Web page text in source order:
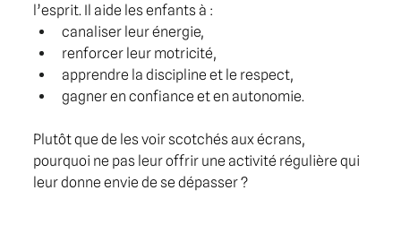
l’esprit. Il aide les enfants à :
canaliser leur énergie,
renforcer leur motricité,
apprendre la discipline et le respect,
gagner en confiance et en autonomie.
Plutôt que de les voir scotchés aux écrans,
pourquoi ne pas leur offrir une activité régulière qui
leur donne envie de se dépasser ?